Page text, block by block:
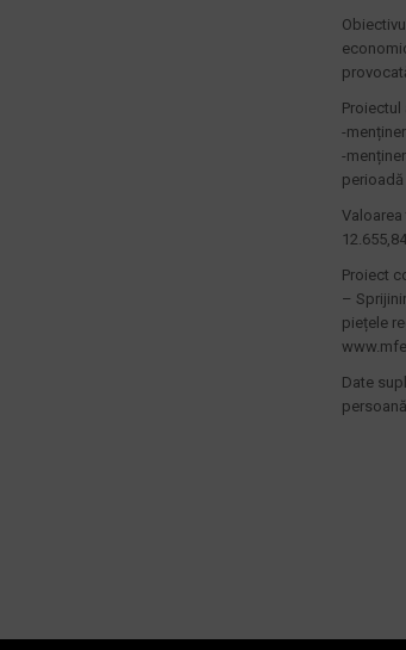
Proiectul
-
-
perioadă
Valoarea
Proiect
–
piețele
Date